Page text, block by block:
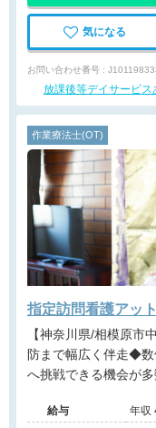
気になる
お問い合わせ番号 :
放課後等デイサービス
作業療法士(OT)
指定訪問看護アッ
【神奈川県/相模原市中央区】 【管理職求人
防まで幅広く伴走◆
へ挑戦できる機会が
経験を活かせる役職
給与